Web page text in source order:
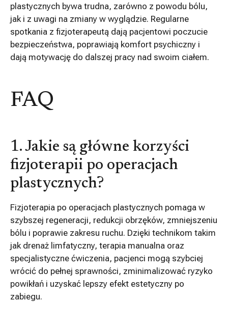
plastycznych bywa trudna, zarówno z powodu bólu,
jak i z uwagi na zmiany w wyglądzie. Regularne
spotkania z fizjoterapeutą dają pacjentowi poczucie
bezpieczeństwa, poprawiają komfort psychiczny i
dają motywację do dalszej pracy nad swoim ciałem.
FAQ
1. Jakie są główne korzyści
fizjoterapii po operacjach
plastycznych?
Fizjoterapia po operacjach plastycznych pomaga w
szybszej regeneracji, redukcji obrzęków, zmniejszeniu
bólu i poprawie zakresu ruchu. Dzięki technikom takim
jak drenaż limfatyczny, terapia manualna oraz
specjalistyczne ćwiczenia, pacjenci mogą szybciej
wrócić do pełnej sprawności, zminimalizować ryzyko
powikłań i uzyskać lepszy efekt estetyczny po
zabiegu.